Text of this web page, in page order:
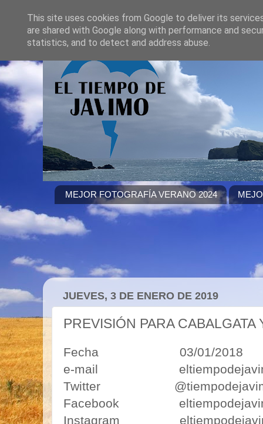
MEJOR FOTOGRAFÍA VERANO 2024
JUEVES, 3 DE ENERO DE 2019
PREVISIÓN PARA CABALGATA
Fecha 03/01/2018
e-mail
Twitter
Facebook
Instagram
This site uses cookies from Google to deliver its
are shared with Google along with performance and
statistics, and to detect and address abuse.